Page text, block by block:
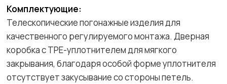
Комплектующие:
Телескопические погонажные изделия для
качественного регулируемого монтажа. Дверная
коробка с TPE-уплотнителем для мягкого
закрывания, благодаря особой форме уплотнителя
отсутствует закусывание со стороны петель.